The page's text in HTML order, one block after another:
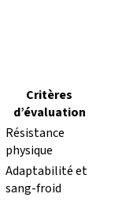
Critères
d’évaluation
Résistance
physique
Adaptabilité et
sang-froid